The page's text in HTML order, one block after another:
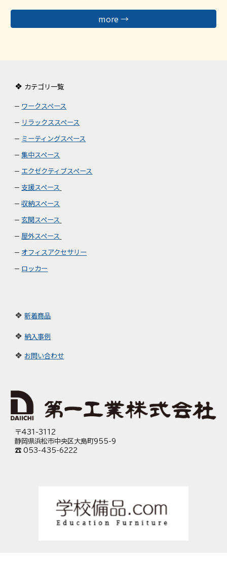
more →
❖ カテゴリ一覧
– ワークスペース
– リラックススペース
– ミーティングスペース
– 集中スペース
– エクゼクティブスペース
– 支援スペース
– 収納スペース
– 玄関スペース
– 屋外スペース
– オフィスアクセサリー
– ロッカー
❖ 新着商品
❖ 納入事例
❖ お問い合わせ
〒431-3112
静岡県浜松市中央区大島町955-9
☎ 053-435-6222